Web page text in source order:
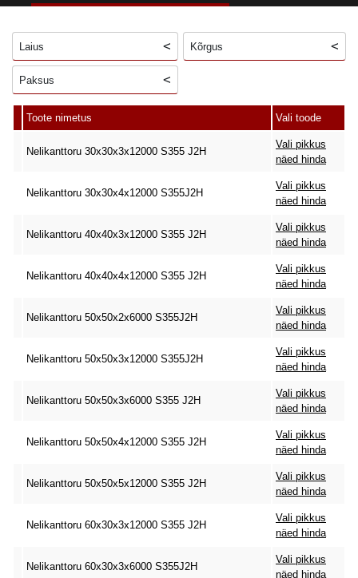
Laius Kõrgus
Paksus
Toote nimetus Vali toode
Nelikanttoru 30x30x3x12000 S355 J2H
Vali pikkus
näed hinda
Nelikanttoru 30x30x4x12000 S355J2H
Vali pikkus
näed hinda
Nelikanttoru 40x40x3x12000 S355 J2H
Vali pikkus
näed hinda
Nelikanttoru 40x40x4x12000 S355 J2H
Vali pikkus
näed hinda
Nelikanttoru 50x50x2x6000 S355J2H
Vali pikkus
näed hinda
Nelikanttoru 50x50x3x12000 S355J2H
Vali pikkus
näed hinda
Nelikanttoru 50x50x3x6000 S355 J2H
Vali pikkus
näed hinda
Nelikanttoru 50x50x4x12000 S355 J2H
Vali pikkus
näed hinda
Nelikanttoru 50x50x5x12000 S355 J2H
Vali pikkus
näed hinda
Nelikanttoru 60x30x3x12000 S355 J2H
Vali pikkus
näed hinda
Nelikanttoru 60x30x3x6000 S355J2H
Vali pikkus
näed hinda